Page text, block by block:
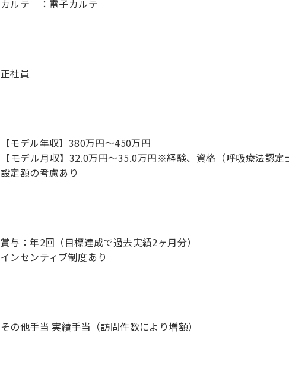
正社員
【モデル年収】380万円〜450万円
【モデル月収】32.0万円〜35.0万円※経験、資格（呼吸療法認
設定額の考慮あり
賞与：年2回（目標達成で過去実績2ヶ月分）
その他手当 実績手当（訪問件数により増額）